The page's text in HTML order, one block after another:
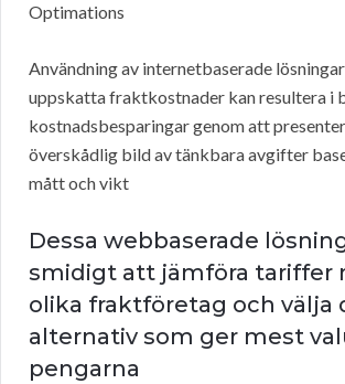
Optimations
Användning av internetbaserade
uppskatta fraktkostnader kan resultera i
kostnadsbesparingar genom att
överskådlig bild av tänkbara avgifter
mått och vikt
Dessa webbaserade
smidigt att jämföra tariffer
olika fraktföretag och välja
alternativ som ger mest
pengarna